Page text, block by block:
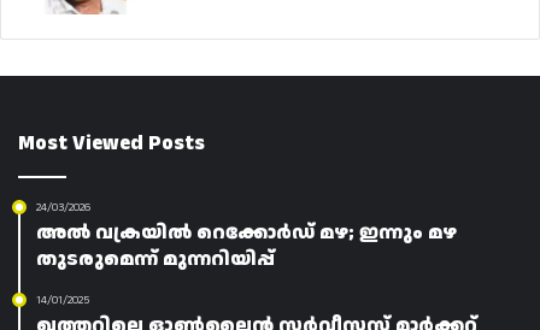
Most Viewed Posts
24/03/2026
അൽ വക്രയിൽ റെക്കോർഡ് മഴ; ഇന്നും മഴ
തുടരുമെന്ന് മുന്നറിയിപ്പ്
14/01/2025